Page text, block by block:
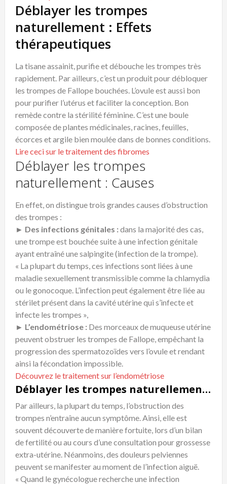
Déblayer les trompes
naturellement : Effets
thérapeutiques
La tisane assainit, purifie et débouche les trompes très
rapidement. Par ailleurs, c’est un produit pour débloquer
les trompes de Fallope bouchées. L’ovule est aussi bon
pour purifier l’utérus et faciliter la conception. Bon
remède contre la stérilité féminine. C’est une boule
composée de plantes médicinales, racines, feuilles,
écorces et argile bien moulée dans de bonnes conditions.
Lire ceci sur le traitement des fibromes
Déblayer les trompes
naturellement : Causes
En effet, on distingue trois grandes causes d’obstruction
des trompes :
► Des infections génitales :dans la majorité des cas,
une trompe est bouchée suite à une infection génitale
ayant entraîné une salpingite (infection de la trompe).
« La plupart du temps, ces infections sont liées à une
maladie sexuellement transmissible comme la chlamydia
ou le gonocoque. L’infection peut également être liée au
stérilet présent dans la cavité utérine qui s’infecte et
infecte les trompes »,
► L’endométriose : Des morceaux de muqueuse utérine
peuvent obstruer les trompes de Fallope, empêchant la
progression des spermatozoïdes vers l’ovule et rendant
ainsi la fécondation impossible.
Découvrez le traitement sur l’endométriose
Déblayer les trompes naturellement : Symptômes
Par ailleurs, la plupart du temps, l’obstruction des
trompes n’entraîne aucun symptôme. Ainsi, elle est
souvent découverte de manière fortuite, lors d’un bilan
de fertilité ou au cours d’une consultation pour grossesse
extra-utérine. Néanmoins, des douleurs pelviennes
peuvent se manifester au moment de l’infection aiguë.
« Quand le gynécologue recherche une infection